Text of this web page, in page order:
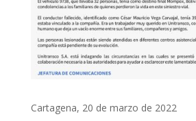
Cartagena, 20 de marzo de 2022